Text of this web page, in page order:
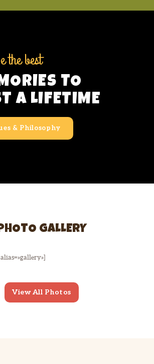
the best
TO
A LIFETIME
& Philosophy
GALLERY
View All Photos